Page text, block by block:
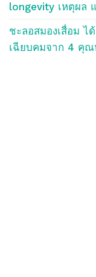
longevity เหตุผล
ชะลอสมองเสื่อม ไ
เฉียบคมจาก 4 คุ